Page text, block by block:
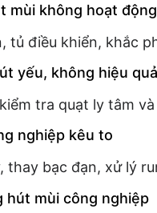
mùi không hoạt động
tủ điều khiển, khắc
yếu, không hiệu quả
tra quạt ly tâm
nghiệp kêu to
thay bạc đạn, xử lý
hút mùi công nghiệp